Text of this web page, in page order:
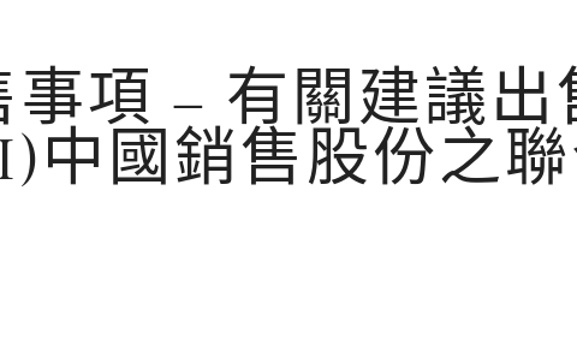
項 – 有關建議
中國銷售股份之